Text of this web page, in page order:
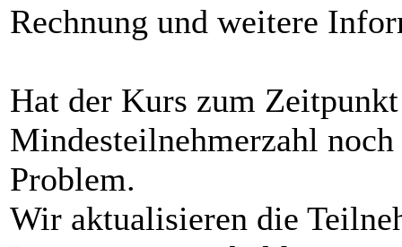
Rechnung und weitere
Hat der Kurs zum
Mindesteilnehmerzahl
Problem.
Wir aktualisieren die